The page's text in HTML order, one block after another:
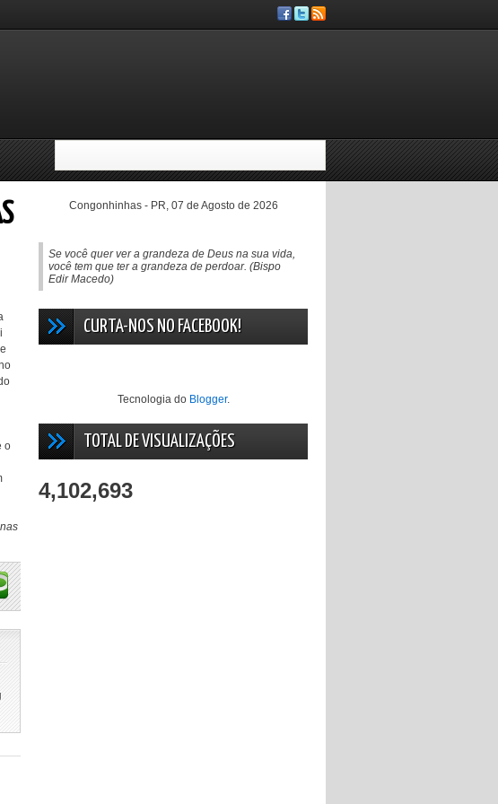
o
Congonhinhas - PR, 07 de Agosto de 2026
Se você quer ver a grandeza de Deus na sua vida,
você tem que ter a grandeza de perdoar. (Bispo
Edir Macedo)
CURTA-NOS NO FACEBOOK!
Tecnologia do Blogger.
TOTAL DE VISUALIZAÇÕES
4,102,693